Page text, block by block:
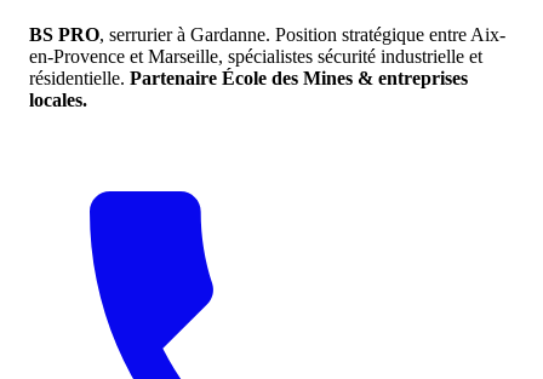
BS PRO, serrurier à Gardanne. Position stratégique entre Aix-
en-Provence et Marseille, spécialistes sécurité industrielle et
résidentielle. Partenaire École des Mines & entreprises
locales.